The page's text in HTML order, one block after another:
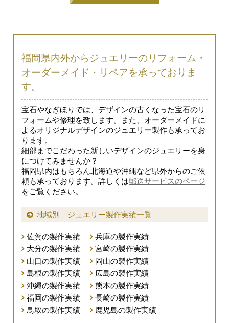
福岡県内外からジュエリーのリフォーム・
オーダーメイド・リペアを承っておりま
す。
宝石やなぎほりでは、デザインの古くなった宝石のリ
フォームや修理を致します。また、オーダーメイドに
よるオリジナルデザインのジュエリー製作も承ってお
ります。
細部までこだわった新しいデザインのジュエリーを身
につけてみませんか？
福岡県内はもちろん北海道や沖縄など県外からのご依
頼も承っております。詳しくは郵送サービスのページ
をご覧ください。
地域別 ジュエリー製作実績一覧
佐賀の製作実績
兵庫の製作実績
大分の製作実績
宮崎の製作実績
山口の製作実績
岡山の製作実績
島根の製作実績
広島の製作実績
沖縄の製作実績
熊本の製作実績
福岡の製作実績
長崎の製作実績
鳥取の製作実績
鹿児島の製作実績